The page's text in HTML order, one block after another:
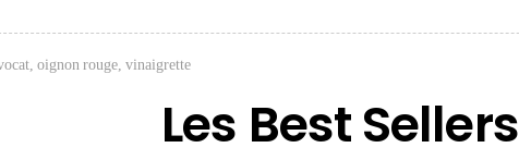
oignon rouge, vinaigrette
Les Best Sellers